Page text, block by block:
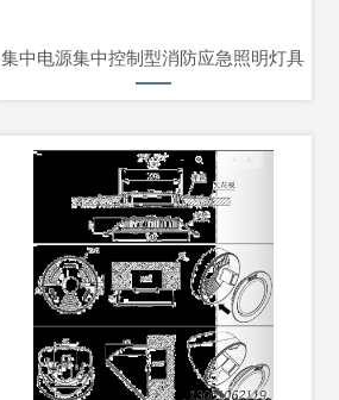
集中电源集中控制型消防应急照明灯具